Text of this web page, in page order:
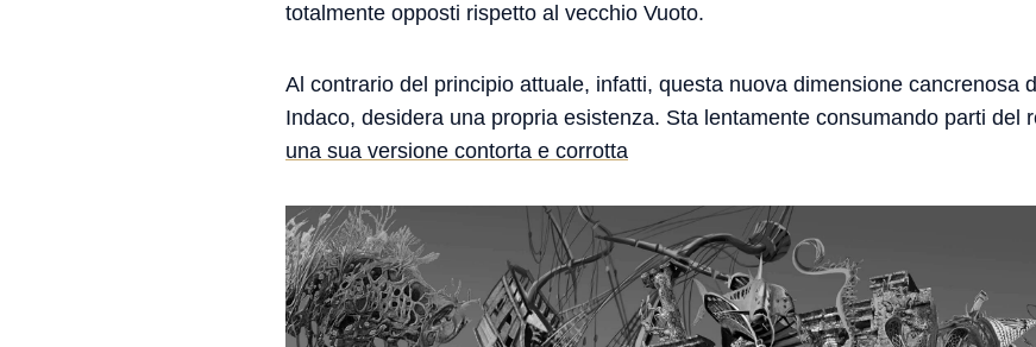
totalmente opposti rispetto al vecchio Vuoto.
Al contrario del principio attuale, infatti, questa nuova dimensione cancrenosa
Indaco, desidera una propria esistenza. Sta lentamente consumando parti del
una sua versione contorta e corrotta